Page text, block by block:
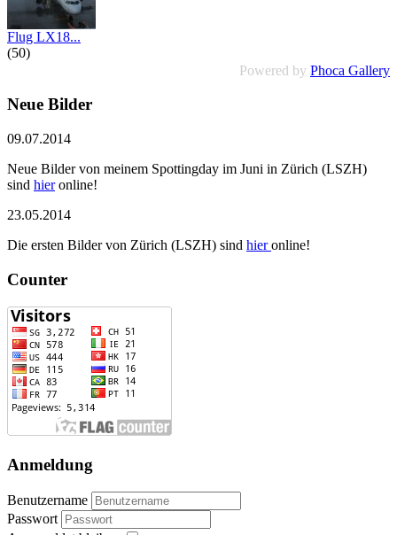
Flug LX18...
(50)
Powered by Phoca Gallery
Neue Bilder
09.07.2014
Neue Bilder von meinem Spottingday im Juni in Zürich (LSZH)
sind hieronline!
23.05.2014
Die ersten Bilder von Zürich (LSZH) sind hieronline!
Counter
Anmeldung
Benutzername
Passwort